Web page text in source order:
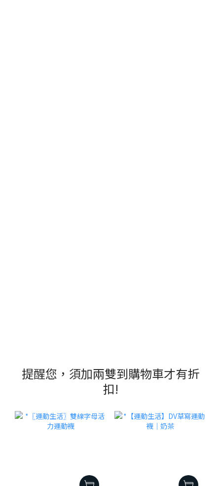
提醒您，須加兩雙到購物車才有折
扣!